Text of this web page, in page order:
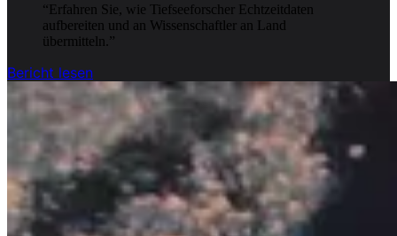
“Erfahren Sie, wie Tiefseeforscher Echtzeitdaten
aufbereiten und an Wissenschaftler an Land
übermitteln. ”
Bericht lesen